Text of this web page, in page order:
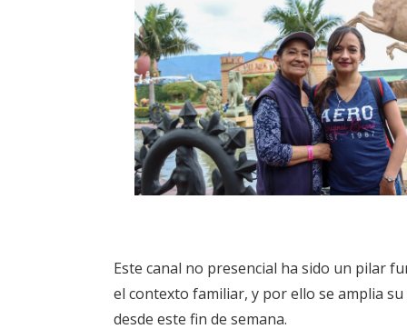
Este canal no presencial ha sido un pilar
el contexto familiar, y por ello se amplia
desde este fin de semana.